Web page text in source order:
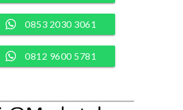
0853 2030 3061
0812 9600 5781